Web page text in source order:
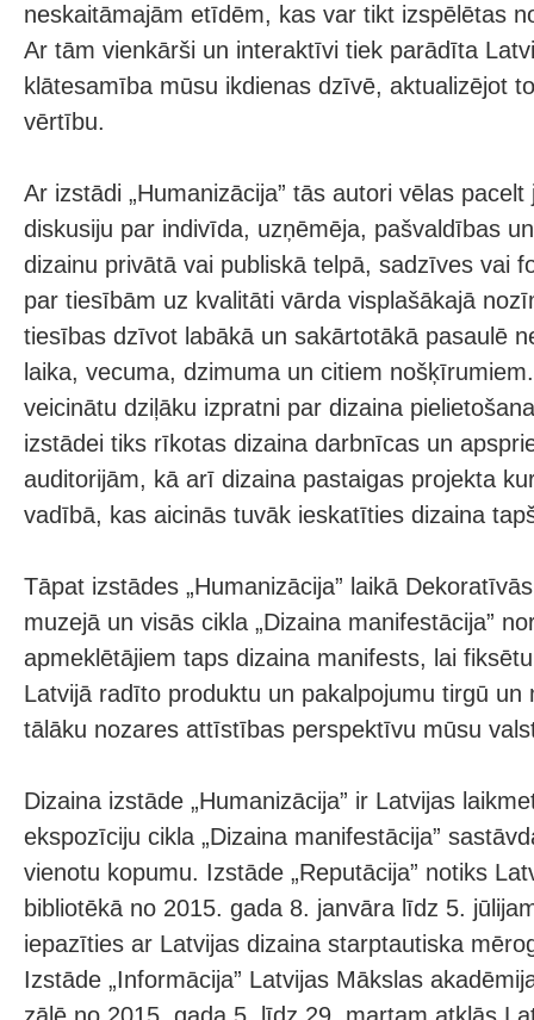
neskaitāmajām etīdēm, kas var tikt izspēlētas
Ar tām vienkārši un interaktīvi tiek parādīta
klātesamība mūsu ikdienas dzīvē, aktualizējot
vērtību.
Ar izstādi „Humanizācija” tās autori vēlas
diskusiju par indivīda, uzņēmēja, pašvaldības
dizainu privātā vai publiskā telpā, sadzīves vai
par tiesībām uz kvalitāti vārda visplašākajā
tiesības dzīvot labākā un sakārtotākā pasaulē
laika, vecuma, dzimuma un citiem
veicinātu dziļāku izpratni par dizaina
izstādei tiks rīkotas dizaina darbnīcas un
auditorijām, kā arī dizaina pastaigas projekta
vadībā, kas aicinās tuvāk ieskatīties dizaina
Tāpat izstādes „Humanizācija” laikā
muzejā un visās cikla „Dizaina manifestācija”
apmeklētājiem taps dizaina manifests, lai
Latvijā radīto produktu un pakalpojumu tirgū un
tālāku nozares attīstības perspektīvu mūsu
Dizaina izstāde „Humanizācija” ir Latvijas
ekspozīciju cikla „Dizaina manifestācija”
vienotu kopumu. Izstāde „Reputācija” notiks
bibliotēkā no 2015. gada 8. janvāra līdz 5.
iepazīties ar Latvijas dizaina starptautiska
Izstāde „Informācija” Latvijas Mākslas